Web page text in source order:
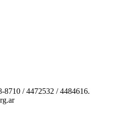
8710 / 4472532 / 4484616.